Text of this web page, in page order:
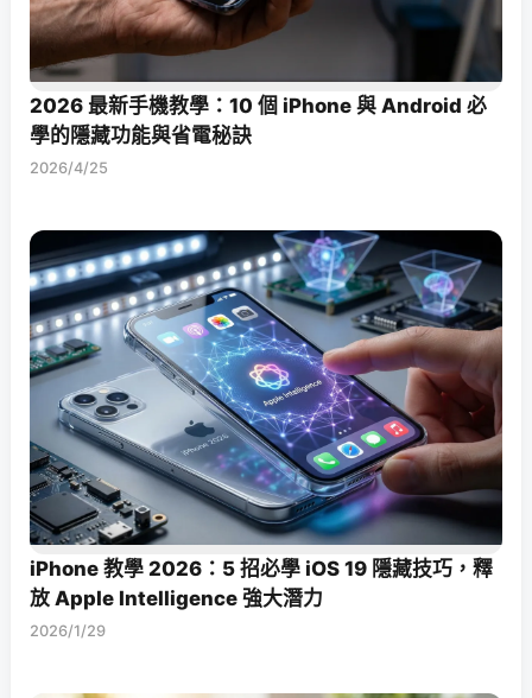
2026 最新手機教學：10 個 iPhone 與 Android 必
學的隱藏功能與省電秘訣
2026/4/25
iPhone 教學 2026：5 招必學 iOS 19 隱藏技巧，釋
放 Apple Intelligence 強大潛力
2026/1/29